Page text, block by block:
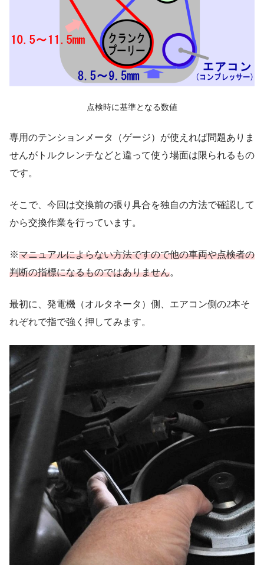
点検時に基準となる数値
専用のテンションメータ（ゲージ）が使えれば問題ありま
せんがトルクレンチなどと違って使う場面は限られるもの
です。
そこで、今回は交換前の張り具合を独自の方法で確認して
から交換作業を行っています。
※マニュアルによらない方法ですので他の車両や点検者の
判断の指標になるものではありません。
最初に、発電機（オルタネータ）側、エアコン側の2本そ
れぞれで指で強く押してみます。